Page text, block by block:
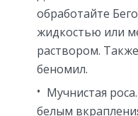
обработайте
жидкостью или
раствором.
беномил.
Мучнистая
белым